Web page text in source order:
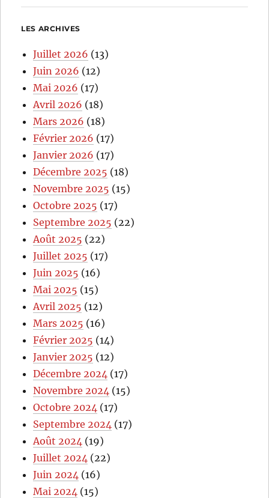
LES ARCHIVES
Juillet 2026 (13)
Juin 2026 (12)
Mai 2026 (17)
Avril 2026 (18)
Mars 2026 (18)
Février 2026 (17)
Janvier 2026 (17)
Décembre 2025 (18)
Novembre 2025 (15)
Octobre 2025 (17)
Septembre 2025 (22)
Août 2025 (22)
Juillet 2025 (17)
Juin 2025 (16)
Mai 2025 (15)
Avril 2025 (12)
Mars 2025 (16)
Février 2025 (14)
Janvier 2025 (12)
Décembre 2024 (17)
Novembre 2024 (15)
Octobre 2024 (17)
Septembre 2024 (17)
Août 2024 (19)
Juillet 2024 (22)
Juin 2024 (16)
Mai 2024 (15)